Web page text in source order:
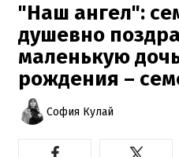
"Наш ангел":
душевно
маленькую
рождения –
София Кулай